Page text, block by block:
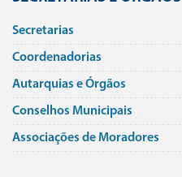
Secretarias
Coordenadorias
Autarquias e Órgãos
Conselhos Municipais
Associações de Moradores